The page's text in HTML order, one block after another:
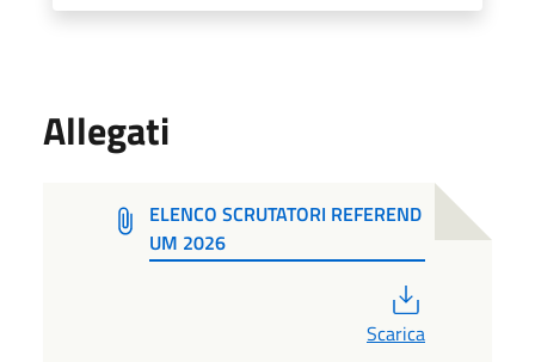
Allegati
ELENCO SCRUTATORI REFEREND
UM 2026
Scarica